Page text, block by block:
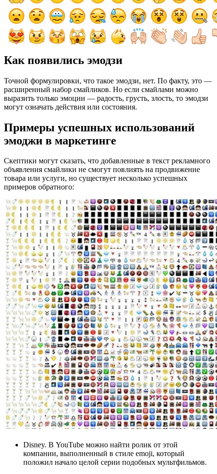
Как появились эмодзи
Точной формулировки, что такое эмодзи, нет. По факту, это —
расширенный набор смайликов. Но если смайлами можно
выразить только эмоции — радость, грусть, злость, то эмодзи
могут означать действия или состояния.
Примеры успешных использований
эмоджи в маркетинге
Скептики могут сказать, что добавленные в текст рекламного
объявления смайлики не смогут повлиять на продвижение
товара или услуги, но существует несколько успешных
примеров обратного:
Disney. В YouTube можно найти ролик от этой
компании, выполненный в стиле emoji, который
положил начало целой серии подобных мультфильмов.